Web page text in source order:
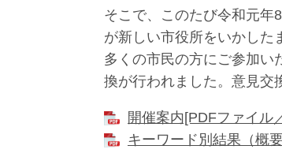
そこで、このたび令和元年
が新しい市役所をいかした
多くの市民の方にご参加い
換が行われました。意見交
開催案内[PDFファイル
キーワード別結果（概